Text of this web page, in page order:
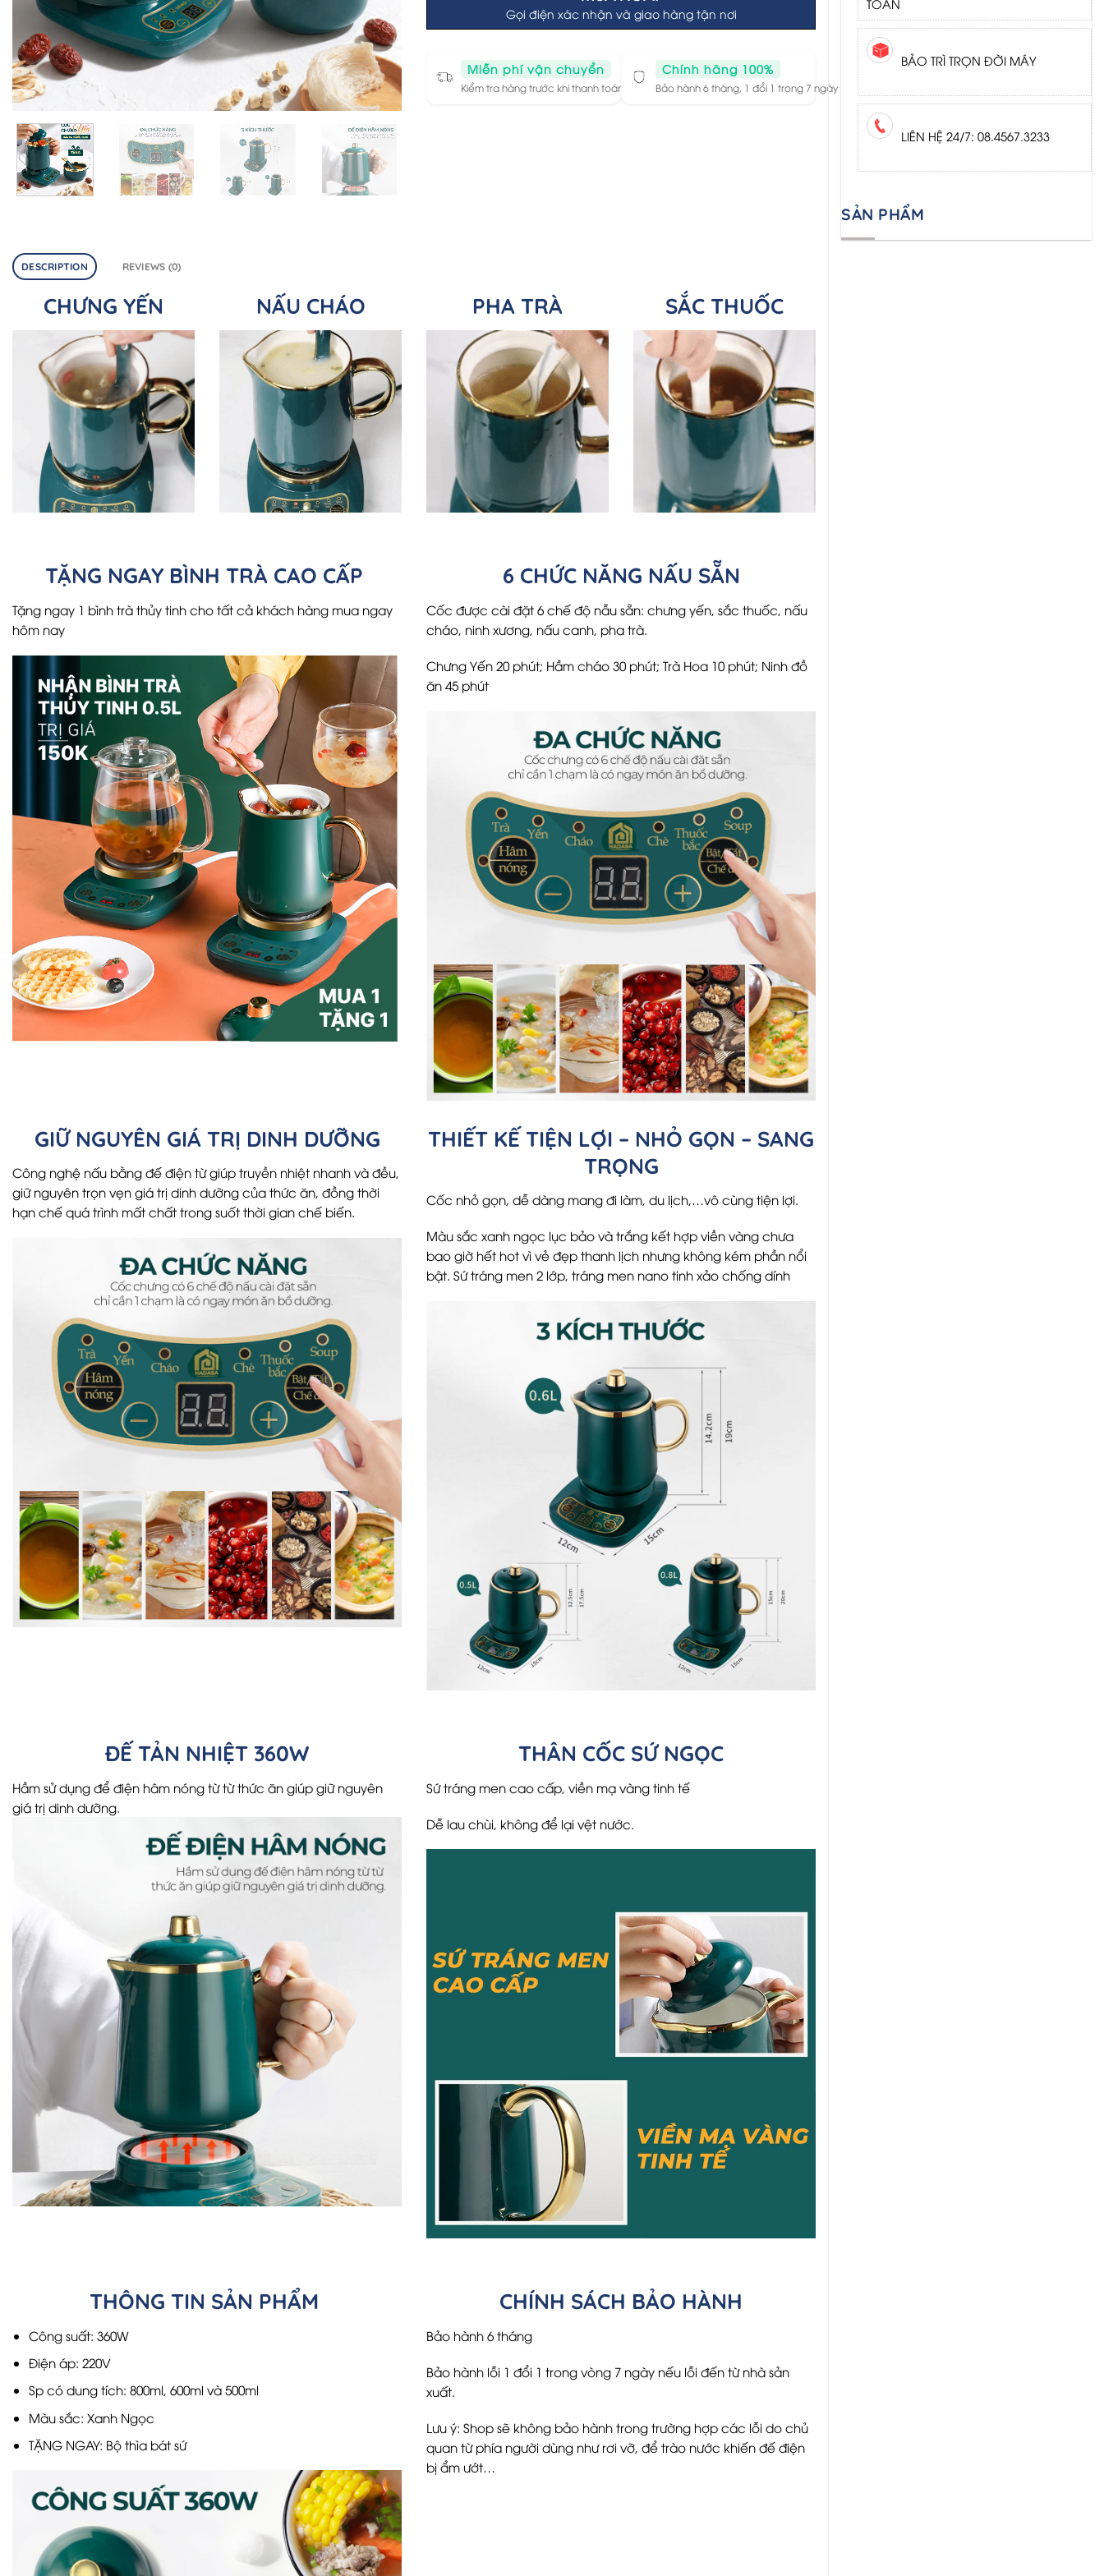
Gọi điện xác nhận và giao hàng tận nơi
Miễn phí vận chuyển
Kiểm tra hàng trước khi thanh toán
Chính hãng 100%
Bảo hành 6 tháng, 1 đổi 1 trong 7 ngày
DESCRIPTION REVIEWS (0)
CHƯNG YẾN NẤU CHÁO PHA TRÀ SẮC THUỐC
TẶNG NGAY BÌNH TRÀ CAO CẤP
Tặng ngay 1 bình trà thủy tinh cho tất cả khách hàng mua ngay
hôm nay
6 CHỨC NĂNG NẤU SẴN
Cốc được cài đặt 6 chế độ nẫu sẵn: chưng yến, sắc thuốc, nấu
cháo, ninh xương, nấu canh, pha trà.
Chưng Yến 20 phút; Hầm cháo 30 phút; Trà Hoa 10 phút; Ninh đồ
ăn 45 phút
GIỮ NGUYÊN GIÁ TRỊ DINH DƯỠNG
Công nghệ nấu bằng đế điện từ giúp truyền nhiệt nhanh và đều,
giữ nguyên trọn vẹn giá trị dinh dưỡng của thức ăn, đồng thời
hạn chế quá trình mất chất trong suốt thời gian chế biến.
THIẾT KẾ TIỆN LỢI – NHỎ GỌN – SANG
TRỌNG
Cốc nhỏ gọn, dễ dàng mang đi làm, du lịch,…vô cùng tiện lợi.
Màu sắc xanh ngọc lục bảo và trắng kết hợp viền vàng chưa
bao giờ hết hot vì vẻ đẹp thanh lịch nhưng không kém phần nổi
bật. Sứ tráng men 2 lớp, tráng men nano tinh xảo chống dính
ĐẾ TẢN NHIỆT 360W
Hầm sử dụng để điện hâm nóng từ từ thức ăn giúp giữ nguyên
giá trị dinh dưỡng.
THÂN CỐC SỨ NGỌC
Sứ tráng men cao cấp, viền mạ vàng tinh tế
Dễ lau chùi, không để lại vệt nước.
THÔNG TIN SẢN PHẨM
Công suất: 360W
Điện áp: 220V
Sp có dung tích: 800ml, 600ml và 500ml
Màu sắc: Xanh Ngọc
TẶNG NGAY: Bộ thìa bát sứ
CHÍNH SÁCH BẢO HÀNH
Bảo hành 6 tháng
Bảo hành lỗi 1 đổi 1 trong vòng 7 ngày nếu lỗi đến từ nhà sản
xuất.
Lưu ý: Shop sẽ không bảo hành trong trường hợp các lỗi do chủ
quan từ phía người dùng như rơi vỡ, để trào nước khiến đế điện
bị ẩm ướt…
TOÁN
BẢO TRÌ TRỌN ĐỜI MÁY
LIÊN HỆ 24/7: 08.4567.3233
SẢN PHẨM